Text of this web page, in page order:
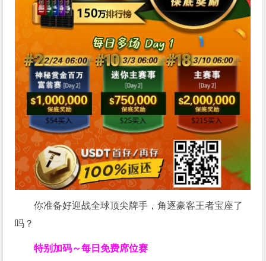
你准备好迎战全球顶尖牌手，角逐豪客王者宝座了
吗？
特别加码～每日免费席位赛